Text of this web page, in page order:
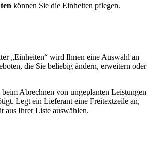
können Sie die Einheiten pflegen.
„Einheiten“ wird Ihnen eine Auswahl an
die Sie beliebig ändern, erweitern oder
Abrechnen von ungeplanten Leistungen
Legt ein Lieferant eine Freitextzeile an,
aus Ihrer Liste auswählen.